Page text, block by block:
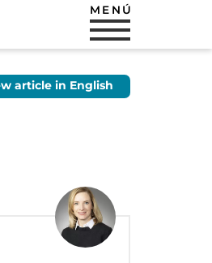
MENÚ
article in English